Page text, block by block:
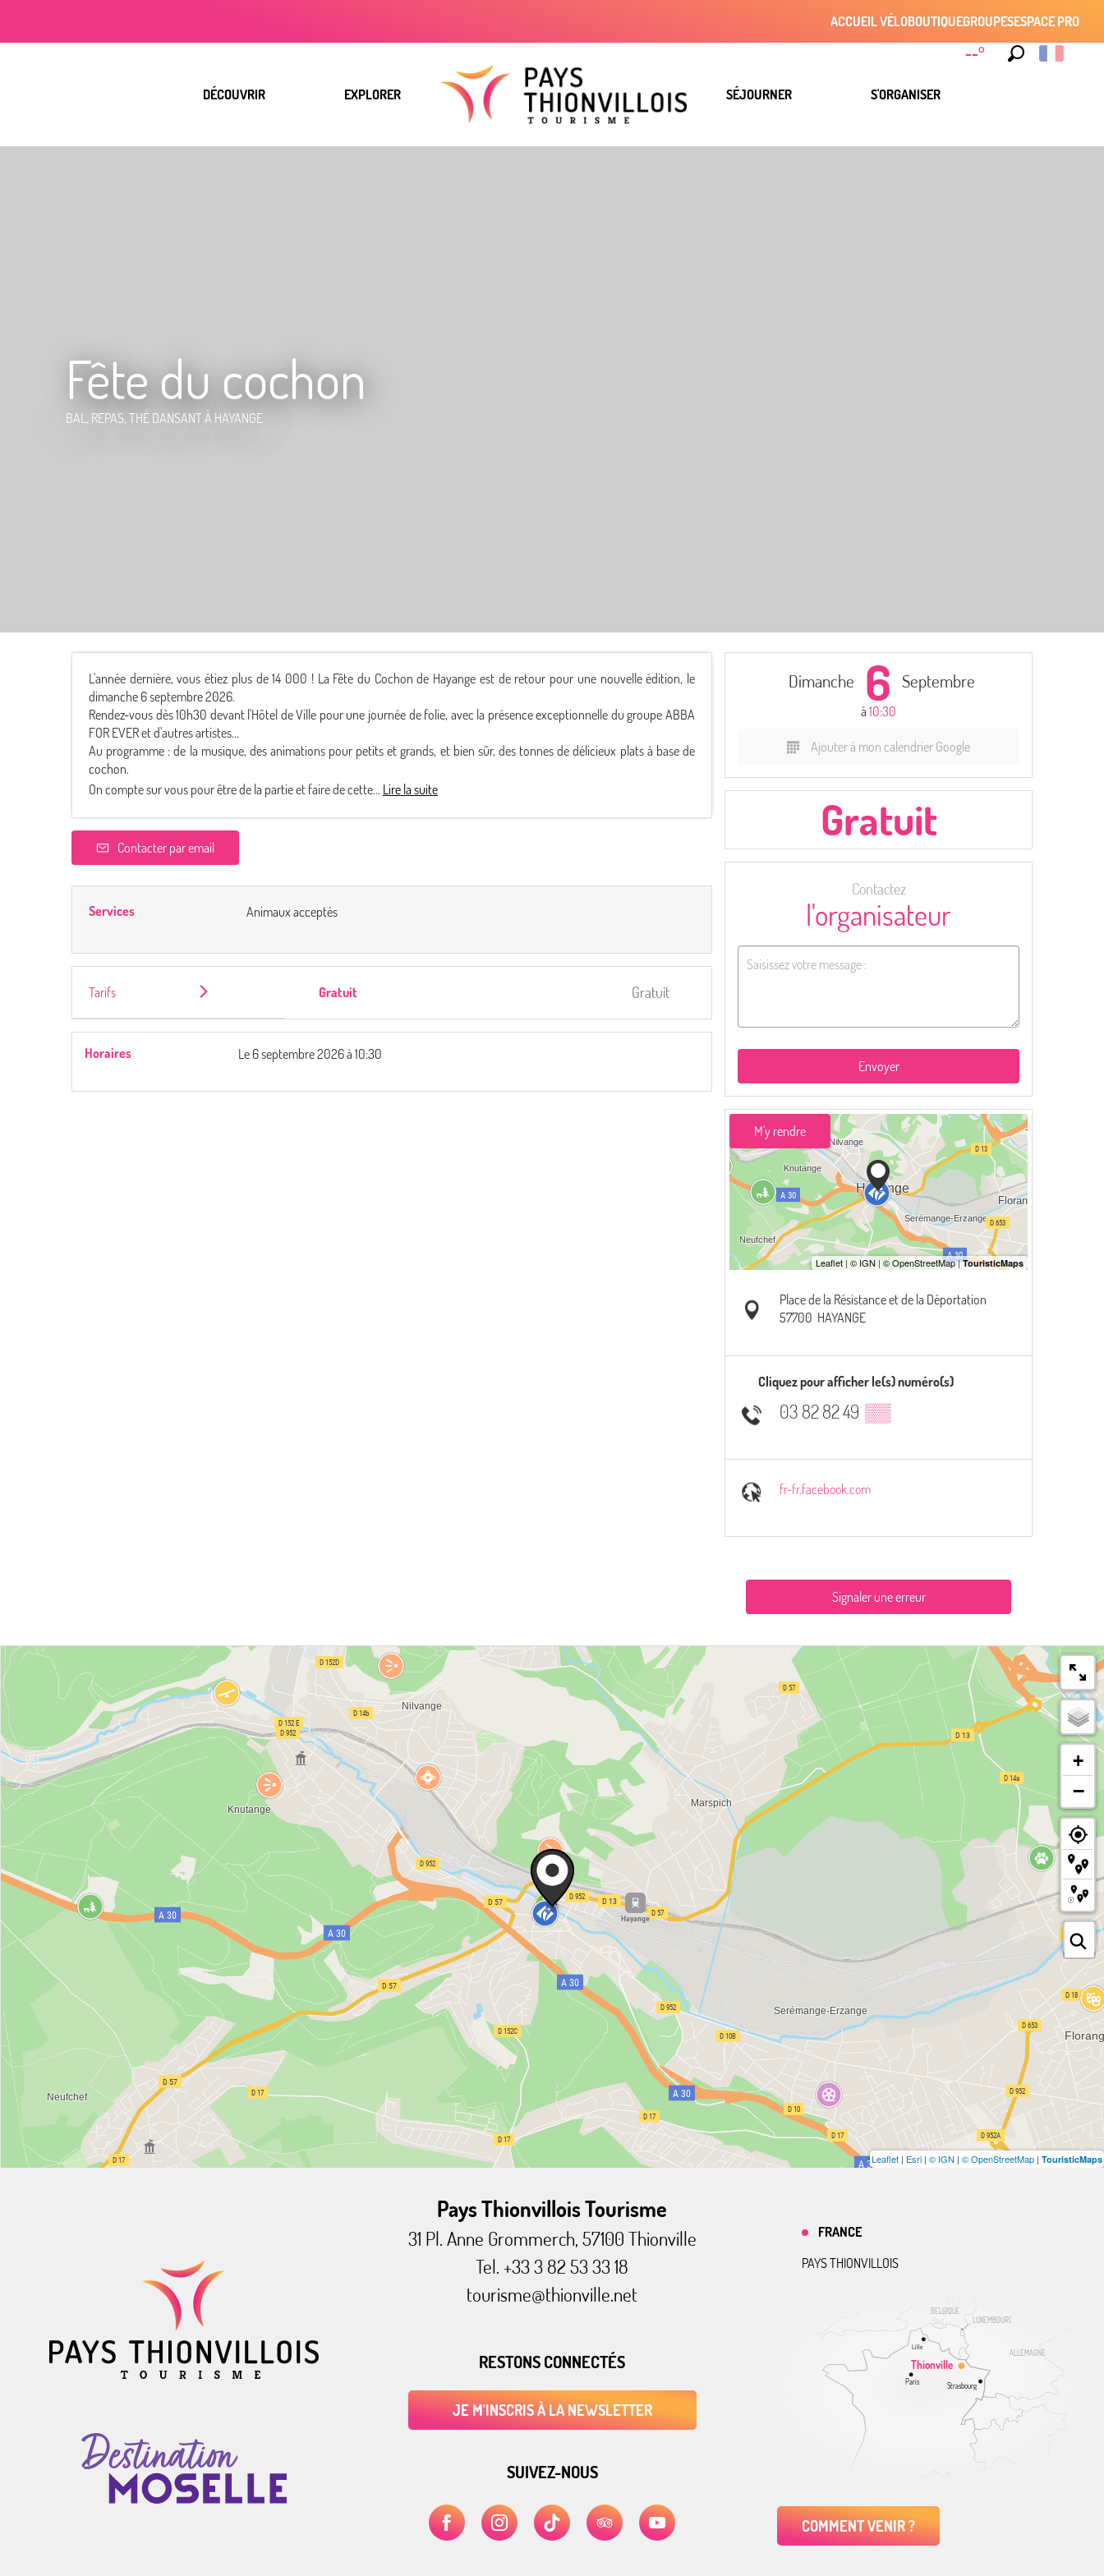
--°
ACCUEIL VÉLOBOUTIQUEGROUPESESPACE PRO
DÉCOUVRIR EXPLORER SÉJOURNER S'ORGANISER
Fête du cochon
BAL, REPAS, THÉ DANSANT À HAYANGE
L'année dernière, vous étiez plus de 14 000 ! La Fête du Cochon de Hayange est de retour pour une nouvelle édition, le
dimanche 6 septembre 2026.
Rendez-vous dès 10h30 devant l'Hôtel de Ville pour une journée de folie, avec la présence exceptionnelle du groupe ABBA
FOR EVER et d'autres artistes...
Au programme : de la musique, des animations pour petits et grands, et bien sûr, des tonnes de délicieux plats à base de
cochon.
On compte sur vous pour être de la partie et faire de cette... Lire la suite
Contacter par email
Services Animaux acceptés
Tarifs Gratuit Gratuit
Horaires Le 6 septembre 2026à 10:30
Dimanche 6 Septembre
à 10:30
Ajouter à mon calendrier Google
Gratuit
Contactez
l'organisateur
Envoyer
M'y rendre
Place de la Résistance et de la Déportation
57700 HAYANGE
Cliquez pour afficher le(s) numéro(s)
03 82 82 49 ▒▒
fr-fr.facebook.com
Signaler une erreur
+
−
Leaflet | Esri | © IGN | © OpenStreetMap | TouristicMaps
Pays Thionvillois Tourisme
31 Pl. Anne Grommerch, 57100 Thionville
Tel. +33 3 82 53 33 18
tourisme@thionville.net
RESTONS CONNECTÉS
JE M'INSCRIS À LA NEWSLETTER
SUIVEZ-NOUS
ALLEMAGNE
BELGIQUE
LUXEMBOURG
Thionville
Lille
Paris Strasbourg
FRANCE
PAYS THIONVILLOIS
COMMENT VENIR ?